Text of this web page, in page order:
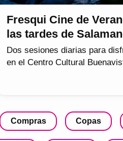
Fresqui Cine de
las tardes de
Dos sesiones diarias para
en el Centro Cultural
Compras Copas